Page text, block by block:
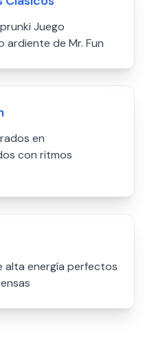
Juego
ardiente de Mr. Fun
en
con ritmos
alta energía perfectos